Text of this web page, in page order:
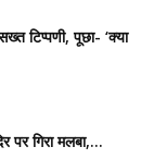
टिप्पणी, पूछा- ‘क्या
पर गिरा मलबा,...